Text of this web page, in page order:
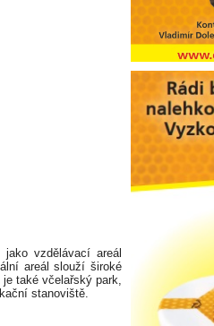
vzdělávací areál
areál slouží široké
také včelařský park,
stanoviště.